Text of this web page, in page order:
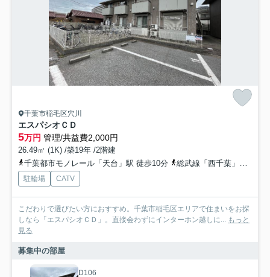
千葉市稲毛区穴川
エスパシオＣＤ
5万円 管理/共益費2,000円
26.49㎡ (1K) /築19年 /2階建
千葉都市モノレール「天台」駅 徒歩10分
総武線「西千葉」駅 徒歩20分
駐輪場 CATV
こだわりで選びたい方におすすめ。千葉市稲毛区エリアで住まいをお探
しなら「エスパシオＣＤ」。直接会わずにインターホン越しに... もっと
見る
募集中の部屋
D106